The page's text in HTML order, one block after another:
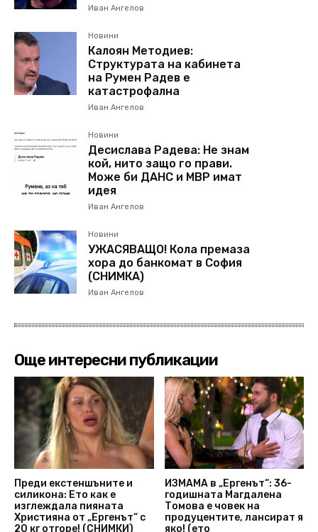
Иван Ангелов
Новини
Калоян Методиев:
Структурата на кабинета
на Румен Радев е
катастрофална
Иван Ангелов
Новини
Десислава Радева: Не знам
кой, нито защо го прави.
Може би ДАНС и МВР имат
идея
Иван Ангелов
Новини
УЖАСЯВАЩО! Кола премаза
хора до банкомат в София
(СНИМКА)
Иван Ангелов
Още интересни публикации
Преди екстеншъните и
силикона: Ето как е
изглеждала пияната
Християна от „Ергенът“ с
20 кг отгоре! (СНИМКИ)
ИЗМАМА в „Ергенът“: 36-
годишната Магдалена
Томова е човек на
продуцентите, лансират я
яко! (ето